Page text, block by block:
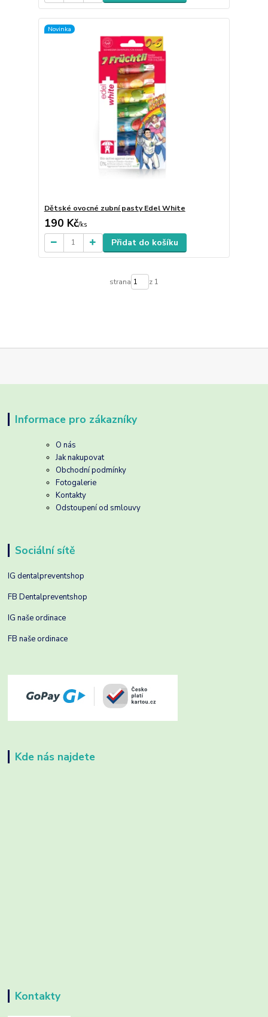
Novinka
Dětské ovocné zubní pasty Edel White
190 Kč/ks
Přidat do košíku
strana z 1
Informace pro zákazníky
O nás
Jak nakupovat
Obchodní podmínky
Fotogalerie
Kontakty
Odstoupení od smlouvy
Sociální sítě
IG dentalpreventshop
FB Dentalpreventshop
IG naše ordinace
FB naše ordinace
Kde nás najdete
Kontakty